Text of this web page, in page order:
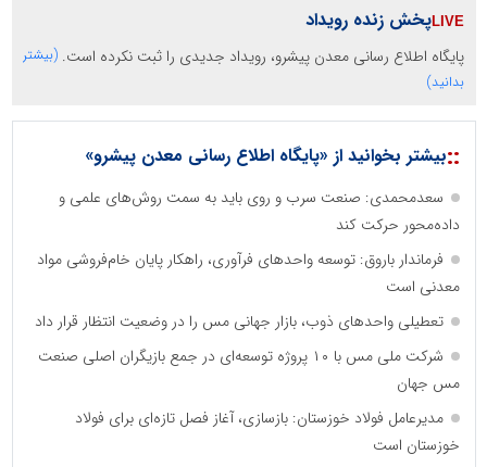
پخش زنده رویداد
پایگاه اطلاع رسانی معدن پیشرو، رویداد جدیدی را ثبت نکرده است. (بیشتر
بدانید)
::بیشتر بخوانید از «پایگاه اطلاع رسانی معدن پیشرو»
سعدمحمدی: صنعت سرب و روی باید به سمت روش‌های علمی و
داده‌محور حرکت کند
فرماندار باروق: توسعه واحدهای فرآوری، راهکار پایان خام‌فروشی مواد
معدنی است
تعطیلی واحدهای ذوب، بازار جهانی مس را در وضعیت انتظار قرار داد
شرکت ملی مس با ۱۰ پروژه توسعه‌ای در جمع بازیگران اصلی صنعت
مس جهان
مدیرعامل فولاد خوزستان: بازسازی، آغاز فصل تازه‌ای برای فولاد
خوزستان است